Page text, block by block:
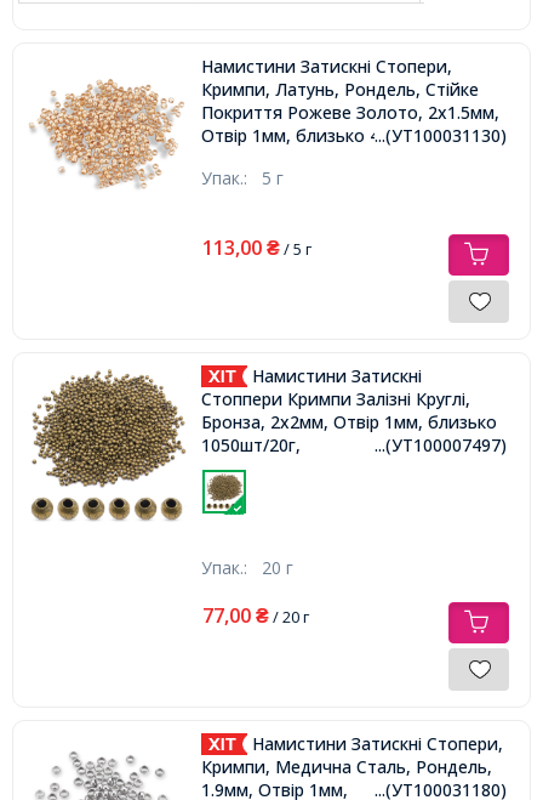
Намистини Затискні Стопери,
Кримпи, Латунь, Рондель, Стійке
Покриття Рожеве Золото, 2х1.5мм,
Отвір 1мм, близько 445шт/5г,
...(УТ100031130)
Упак.: 5 г
113,00 ₴/ 5 г
Намистини Затискні
Стоппери Кримпи Залізні Круглі,
Бронза, 2х2мм, Отвір 1мм, близько
1050шт/20г,
...(УТ100007497)
Упак.: 20 г
77,00 ₴/ 20 г
Намистини Затискні Стопери,
Кримпи, Медична Сталь, Рондель,
1.9мм, Отвір 1мм,
...(УТ100031180)